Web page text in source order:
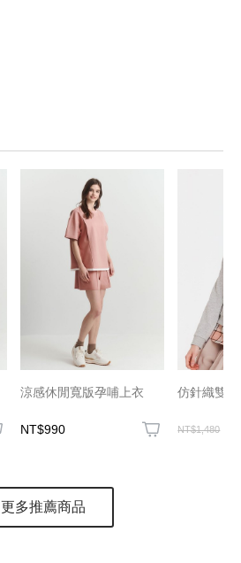
涼感休閒寬版孕哺上衣
NT$990
仿針織雙
NT$1,480
更多推薦商品